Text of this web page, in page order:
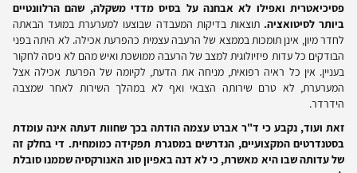
פסיכיאטרית ואפילו לא אבחנה על בסיס מדדי משקלה, שהם הרלוונטיים
ביותר לסיטואציה. תוצאות בדיקות המעבדה שבוצעו למערערת במועד הבאתה
לחדר מיון, אינן תומכות בממצא של הרעבה עצמית כהפרעת אכילה. לא היתה בפני
הבודקים כל עדות פיזיולוגית למצב של הרעבה ממושכת ואיש מהם לא ניסה לחקור
בעניין. אין כל ראיה רפואית, מניחה את הדעת, לקיומה של הפרעת אכילה אצל
המערערת, לא טרם שירותה הצבאי ואף לא במהלך השירות לאחר שמצבה
הידרדר.
זאת ועוד, נקבע כי ד"ר אברט עצמה הודתה בכך שחוות דעתה אינה עומדת
בסטנדרטים המקצועיים, הנדרשים במסגרת תפקידה כמומחית. די בחלק זה
של עדותה שבו היא מאשרת, כי לא דנה באפיון סוג האנורקסיה שממנו סובלת